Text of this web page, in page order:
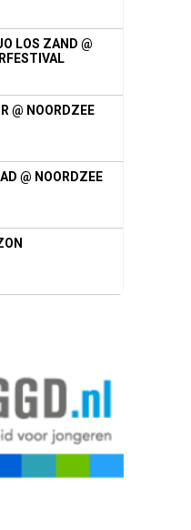
LOS ZAND @
@ NOORDZEE
@ NOORDZEE